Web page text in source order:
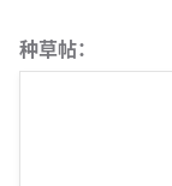
种草帖：